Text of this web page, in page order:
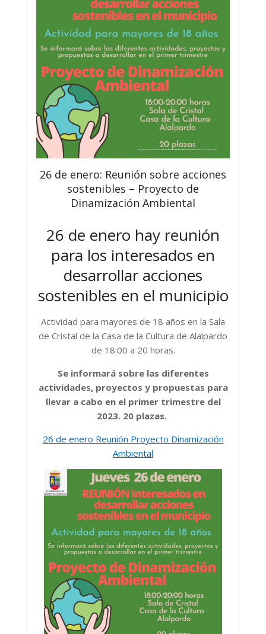
26 de enero: Reunión sobre acciones
sostenibles – Proyecto de
Dinamización Ambiental
26 de enero hay reunión
para los interesados en
desarrollar acciones
sostenibles en el municipio
Actividad para mayores de 18 años en la Sala
de Cristal de la Casa de la Cultura de Alalpardo
de 18:00 a 20 horas.
Se informará sobre las diferentes
actividades, proyectos y propuestas para
llevar a cabo en el primer trimestre del
2023. 20 plazas.
26 de enero Reunión Proyecto Dinamización
Ambiental